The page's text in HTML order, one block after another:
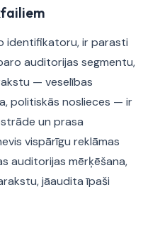
identifikatoru, ir parasti
auditorijas segmentu,
— veselības
politiskās noslieces — ir
un prasa
vispārīgu reklāmas
auditorijas mērķēšana,
jāaudita īpaši